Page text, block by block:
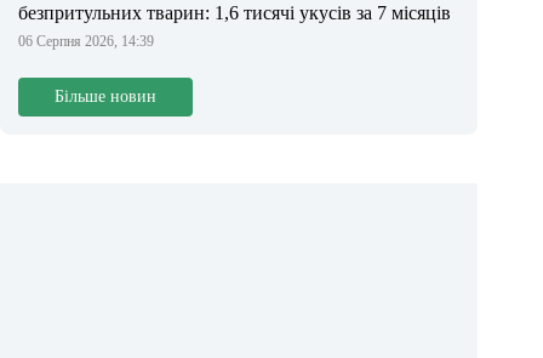
безпритульних тварин: 1,6 тисячі укусів за 7 місяців
06 Серпня 2026, 14:39
Більше новин